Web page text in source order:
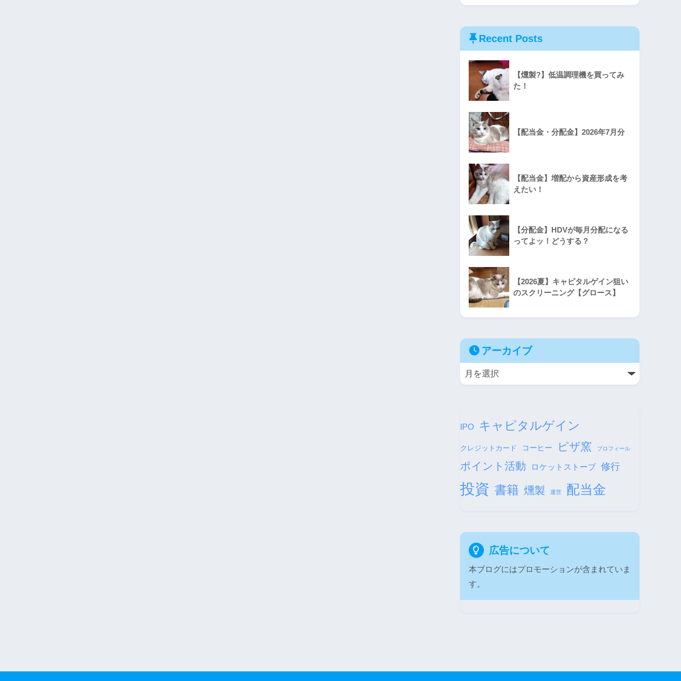
Recent Posts
【燻製?】低温調理機を買ってみ
た！
【配当金・分配金】2026年7月分
【配当金】増配から資産形成を考
えたい！
【分配金】HDVが毎月分配になる
ってよッ！どうする？
【2026夏】キャピタルゲイン狙い
のスクリーニング【グロース】
アーカイブ
IPO キャピタルゲイン
クレジットカード コーヒー ピザ窯 プロフィール
ポイント活動 ロケットストーブ 修行
投資 書籍 燻製 運営 配当金
広告について
本ブログにはプロモーションが含まれていま
す。